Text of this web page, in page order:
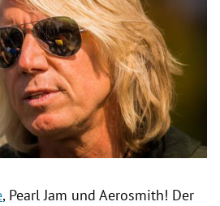
, Pearl Jam und Aerosmith! Der